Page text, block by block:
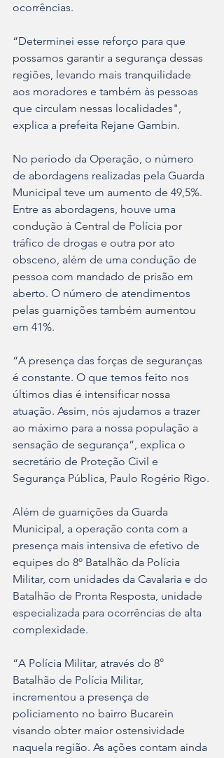
ocorrências.
“Determinei esse reforço para que
possamos garantir a segurança dessas
regiões, levando mais tranquilidade
aos moradores e também às pessoas
que circulam nessas localidades",
explica a prefeita Rejane Gambin.
No período da Operação, o número
de abordagens realizadas pela Guarda
Municipal teve um aumento de 49,5%.
Entre as abordagens, houve uma
condução à Central de Polícia por
tráfico de drogas e outra por ato
obsceno, além de uma condução de
pessoa com mandado de prisão em
aberto. O número de atendimentos
pelas guarnições também aumentou
em 41%.
“A presença das forças de seguranças
é constante. O que temos feito nos
últimos dias é intensificar nossa
atuação. Assim, nós ajudamos a trazer
ao máximo para a nossa população a
sensação de segurança”, explica o
secretário de Proteção Civil e
Segurança Pública, Paulo Rogério Rigo.
Além de guarnições da Guarda
Municipal, a operação conta com a
presença mais intensiva de efetivo de
equipes do 8º Batalhão da Polícia
Militar, com unidades da Cavalaria e do
Batalhão de Pronta Resposta, unidade
especializada para ocorrências de alta
complexidade.
“A Polícia Militar, através do 8°
Batalhão de Polícia Militar,
incrementou a presença de
policiamento no bairro Bucarein
visando obter maior ostensividade
naquela região. As ações contam ainda